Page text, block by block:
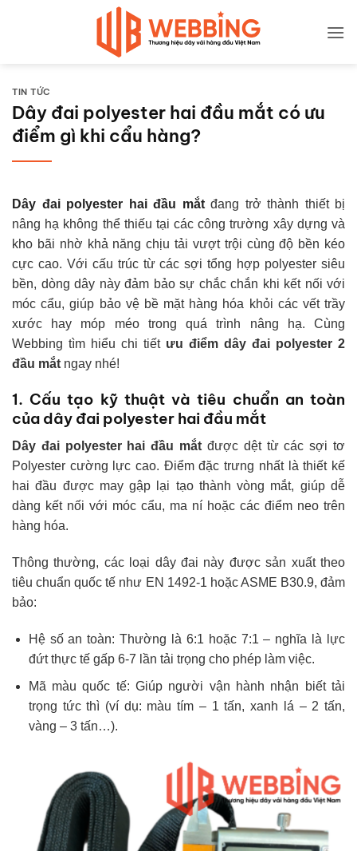
TIN TỨC
Dây đai polyester hai đầu mắt có ưu
điểm gì khi cẩu hàng?
Dây đai polyester hai đầu mắtđang trở thành thiết bị
nâng hạ không thể thiếu tại các công trường xây dựng và
kho bãi nhờ khả năng chịu tải vượt trội cùng độ bền kéo
cực cao. Với cấu trúc từ các sợi tổng hợp polyester siêu
bền, dòng dây này đảm bảo sự chắc chắn khi kết nối với
móc cẩu, giúp bảo vệ bề mặt hàng hóa khỏi các vết trầy
xước hay móp méo trong quá trình nâng hạ. Cùng
Webbing tìm hiểu chi tiết ưu điểm dây đai polyester 2
đầu mắt ngay nhé!
1. Cấu tạo kỹ thuật và tiêu chuẩn an toàn
của dây đai polyester hai đầu mắt
Dây đai polyester hai đầu mắt được dệt từ các sợi tơ
Polyester cường lực cao. Điểm đặc trưng nhất là thiết kế
hai đầu được may gập lại tạo thành vòng mắt, giúp dễ
dàng kết nối với móc cẩu, ma ní hoặc các điểm neo trên
hàng hóa.
Thông thường, các loại dây đai này được sản xuất theo
tiêu chuẩn quốc tế như EN 1492-1 hoặc ASME B30.9, đảm
bảo:
Hệ số an toàn: Thường là 6:1 hoặc 7:1 – nghĩa là lực
đứt thực tế gấp 6-7 lần tải trọng cho phép làm việc.
Mã màu quốc tế: Giúp người vận hành nhận biết tải
trọng tức thì (ví dụ: màu tím – 1 tấn, xanh lá – 2 tấn,
vàng – 3 tấn…).